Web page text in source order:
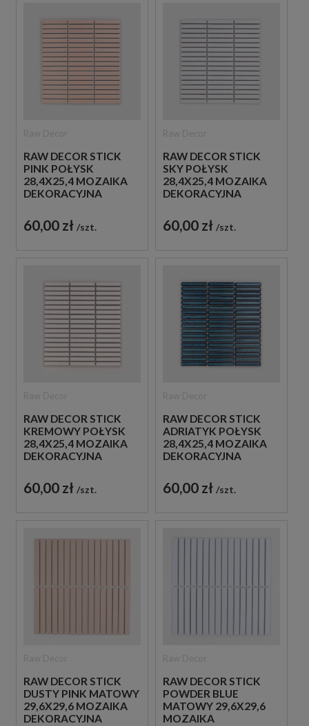
RAW DECOR STICK
PINK POŁYSK
28,4X25,4 MOZAIKA
DEKORACYJNA
60,00 zł szt.
RAW DECOR STICK
SKY POŁYSK
28,4X25,4 MOZAIKA
DEKORACYJNA
60,00 zł szt.
RAW DECOR STICK
KREMOWY POŁYSK
28,4X25,4 MOZAIKA
DEKORACYJNA
60,00 zł szt.
RAW DECOR STICK
ADRIATYK POŁYSK
28,4X25,4 MOZAIKA
DEKORACYJNA
60,00 zł szt.
RAW DECOR STICK
DUSTY PINK MATOWY
29,6X29,6 MOZAIKA
DEKORACYJNA
RAW DECOR STICK
POWDER BLUE
MATOWY 29,6X29,6
MOZAIKA